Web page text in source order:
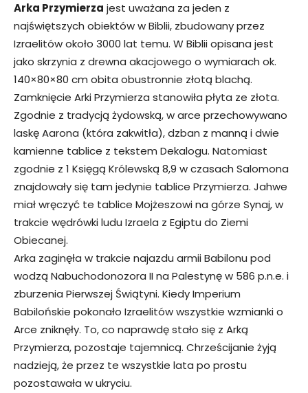
Arka Przymierza jest uważana za jeden z
najświętszych obiektów w Biblii, zbudowany przez
Izraelitów około 3000 lat temu. W Biblii opisana jest
jako skrzynia z drewna akacjowego o wymiarach ok.
140×80×80 cm obita obustronnie złotą blachą.
Zamknięcie Arki Przymierza stanowiła płyta ze złota.
Zgodnie z tradycją żydowską, w arce przechowywano
laskę Aarona (która zakwitła), dzban z manną i dwie
kamienne tablice z tekstem Dekalogu. Natomiast
zgodnie z 1 Księgą Królewską 8,9 w czasach Salomona
znajdowały się tam jedynie tablice Przymierza. Jahwe
miał wręczyć te tablice Mojżeszowi na górze Synaj, w
trakcie wędrówki ludu Izraela z Egiptu do Ziemi
Obiecanej.
Arka zaginęła w trakcie najazdu armii Babilonu pod
wodzą Nabuchodonozora II na Palestynę w 586 p.n.e. i
zburzenia Pierwszej Świątyni. Kiedy Imperium
Babilońskie pokonało Izraelitów wszystkie wzmianki o
Arce zniknęły. To, co naprawdę stało się z Arką
Przymierza, pozostaje tajemnicą. Chrześcijanie żyją
nadzieją, że przez te wszystkie lata po prostu
pozostawała w ukryciu.